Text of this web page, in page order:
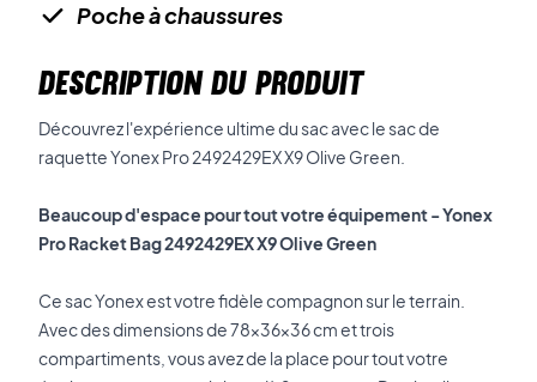
Poche à chaussures
DESCRIPTION DU PRODUIT
Découvrez l'expérience ultime du sac avec le sac de
raquette Yonex Pro 2492429EX X9 Olive Green.
Beaucoup d'espace pour tout votre équipement - Yonex
Pro Racket Bag 2492429EX X9 Olive Green
Ce sac Yonex est votre fidèle compagnon sur le terrain.
Avec des dimensions de 78x36x36 cm et trois
compartiments, vous avez de la place pour tout votre